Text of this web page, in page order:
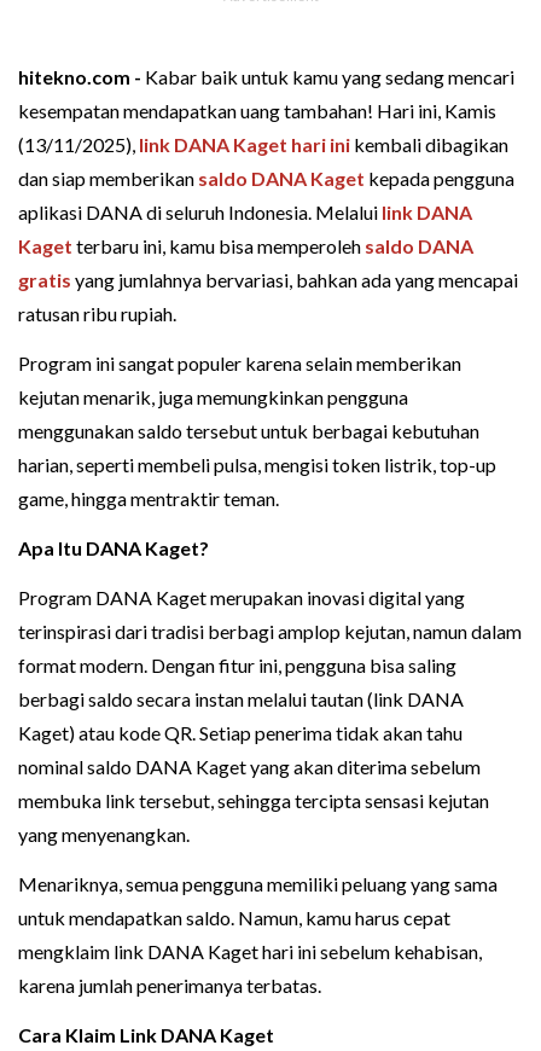
hitekno.com - Kabar baik untuk kamu yang sedang mencari
kesempatan mendapatkan uang tambahan! Hari ini, Kamis
(13/11/2025), link DANA Kaget hari ini kembali dibagikan
dan siap memberikan saldo DANA Kaget kepada pengguna
aplikasi DANA di seluruh Indonesia. Melalui link DANA
Kaget terbaru ini, kamu bisa memperoleh saldo DANA
gratis yang jumlahnya bervariasi, bahkan ada yang mencapai
ratusan ribu rupiah.
Program ini sangat populer karena selain memberikan
kejutan menarik, juga memungkinkan pengguna
menggunakan saldo tersebut untuk berbagai kebutuhan
harian, seperti membeli pulsa, mengisi token listrik, top-up
game, hingga mentraktir teman.
Apa Itu DANA Kaget?
Program DANA Kaget merupakan inovasi digital yang
terinspirasi dari tradisi berbagi amplop kejutan, namun dalam
format modern. Dengan fitur ini, pengguna bisa saling
berbagi saldo secara instan melalui tautan (link DANA
Kaget) atau kode QR. Setiap penerima tidak akan tahu
nominal saldo DANA Kaget yang akan diterima sebelum
membuka link tersebut, sehingga tercipta sensasi kejutan
yang menyenangkan.
Menariknya, semua pengguna memiliki peluang yang sama
untuk mendapatkan saldo. Namun, kamu harus cepat
mengklaim link DANA Kaget hari ini sebelum kehabisan,
karena jumlah penerimanya terbatas.
Cara Klaim Link DANA Kaget